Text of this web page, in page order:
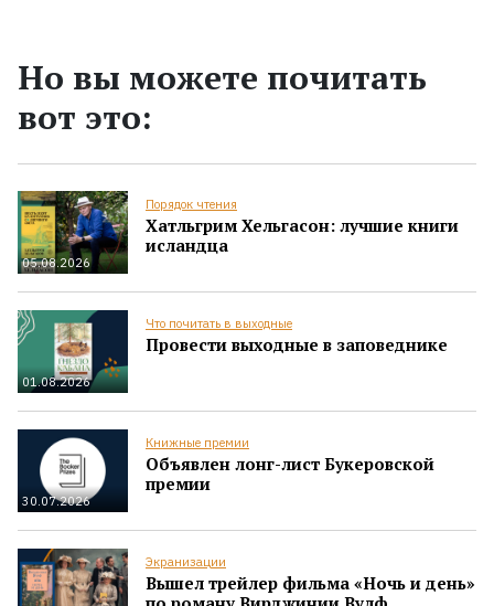
Но вы можете почитать
вот это:
05.08.2026
Порядок чтения
Хатльгрим Хельгасон: лучшие книги
исландца
01.08.2026
Что почитать в выходные
Провести выходные в заповеднике
30.07.2026
Книжные премии
Объявлен лонг-лист Букеровской
премии
Экранизации
Вышел трейлер фильма «Ночь и день»